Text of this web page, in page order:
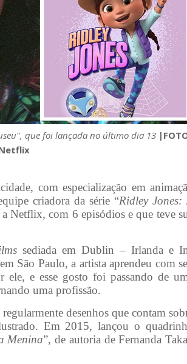
que foi lançada no último dia 13
com especialização em
criadora da série “Ridley Jones:
Netflix, com 6 episódios e que teve
sediada em Dublin – Irlanda e
São Paulo, a artista aprendeu com
e esse gosto foi passando de
uma profissão.
desenhos que contam
Em 2015, lançou o
Menina”, de autoria de Fernanda